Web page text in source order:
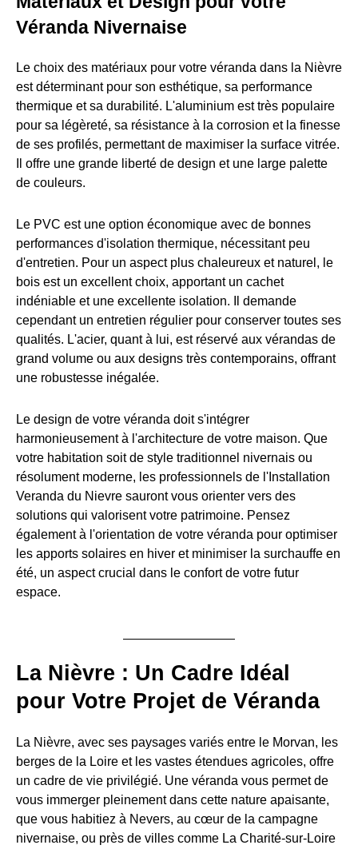
Véranda Nivernaise
Le choix des matériaux pour votre véranda dans la Nièvre
est déterminant pour son esthétique, sa performance
thermique et sa durabilité. L'aluminium est très populaire
pour sa légèreté, sa résistance à la corrosion et la finesse
de ses profilés, permettant de maximiser la surface vitrée.
Il offre une grande liberté de design et une large palette
de couleurs.
Le PVC est une option économique avec de bonnes
performances d'isolation thermique, nécessitant peu
d'entretien. Pour un aspect plus chaleureux et naturel, le
bois est un excellent choix, apportant un cachet
indéniable et une excellente isolation. Il demande
cependant un entretien régulier pour conserver toutes ses
qualités. L'acier, quant à lui, est réservé aux vérandas de
grand volume ou aux designs très contemporains, offrant
une robustesse inégalée.
Le design de votre véranda doit s'intégrer
harmonieusement à l'architecture de votre maison. Que
votre habitation soit de style traditionnel nivernais ou
résolument moderne, les professionnels de l'Installation
Veranda du Nievre sauront vous orienter vers des
solutions qui valorisent votre patrimoine. Pensez
également à l'orientation de votre véranda pour optimiser
les apports solaires en hiver et minimiser la surchauffe en
été, un aspect crucial dans le confort de votre futur
espace.
La Nièvre : Un Cadre Idéal
pour Votre Projet de Véranda
La Nièvre, avec ses paysages variés entre le Morvan, les
berges de la Loire et les vastes étendues agricoles, offre
un cadre de vie privilégié. Une véranda vous permet de
vous immerger pleinement dans cette nature apaisante,
que vous habitiez à Nevers, au cœur de la campagne
nivernaise, ou près de villes comme La Charité-sur-Loire